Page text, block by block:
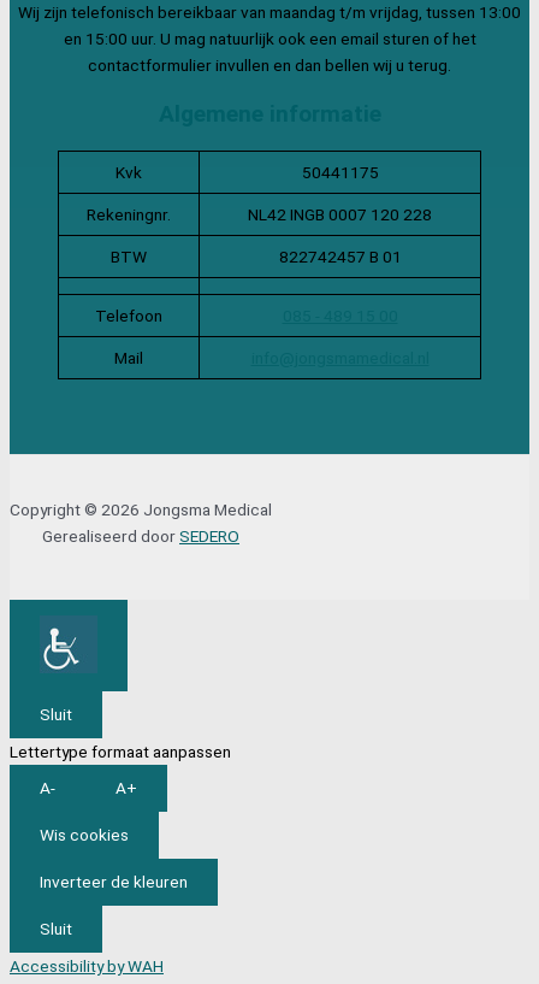
Wij zijn telefonisch bereikbaar van maandag t/m vrijdag, tussen 13:00
en 15:00 uur. U mag natuurlijk ook een email sturen of het
contactformulier invullen en dan bellen wij u terug.
Kvk 50441175
Rekeningnr. NL42 INGB 0007 120 228
BTW 822742457 B 01
Telefoon
Mail
Copyright © 2026 Jongsma Medical
Gerealiseerd doorSEDERO
Sluit
Lettertype formaat aanpassen
A-
A+
Wis cookies
Inverteer de kleuren
Sluit
Accessibility by WAH